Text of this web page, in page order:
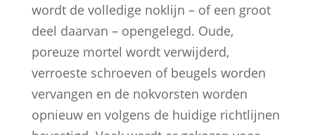
wordt de volledige noklijn – of een groot
deel daarvan – opengelegd. Oude,
poreuze mortel wordt verwijderd,
verroeste schroeven of beugels worden
vervangen en de nokvorsten worden
opnieuw en volgens de huidige richtlijnen